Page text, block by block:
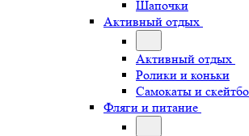
Шапочки
Активный отдых
Активный отдых
Ролики и коньки
Самокаты и
Фляги и питание